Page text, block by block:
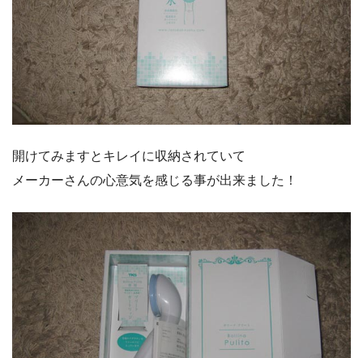
開けてみますとキレイに収納されていて
メーカーさんの心意気を感じる事が出来ました！